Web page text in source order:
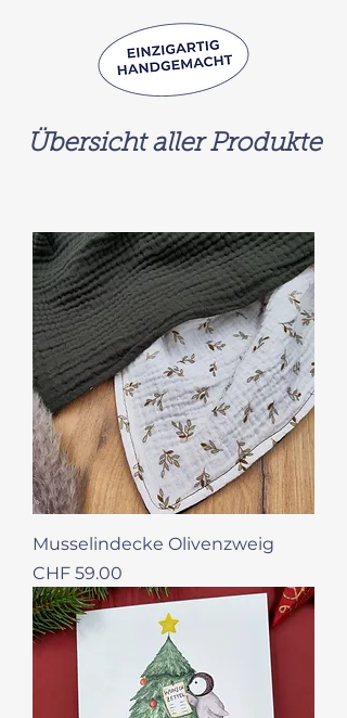
Übersicht aller Produkte
Musselindecke Olivenzweig
Preis
CHF 59.00